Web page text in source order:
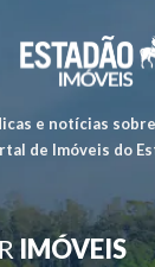
e notícias
de Imóveis do
IMÓVEIS